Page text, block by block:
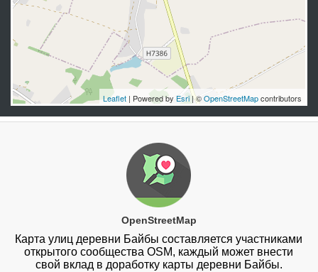
Leaflet | Powered by Esri| ©OpenStreetMapcontributors
OpenStreetMap
Карта улиц деревни Байбы составляется участниками
открытого сообщества OSM, каждый может внести
свой вклад в доработку карты деревни Байбы.